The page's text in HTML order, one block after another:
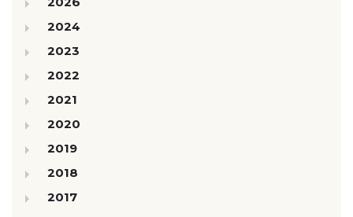
2024
2023
2022
2021
2020
2019
2018
2017